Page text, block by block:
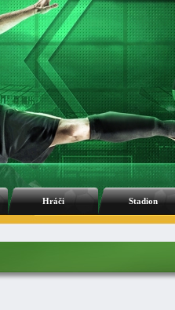
Hráči Stadion